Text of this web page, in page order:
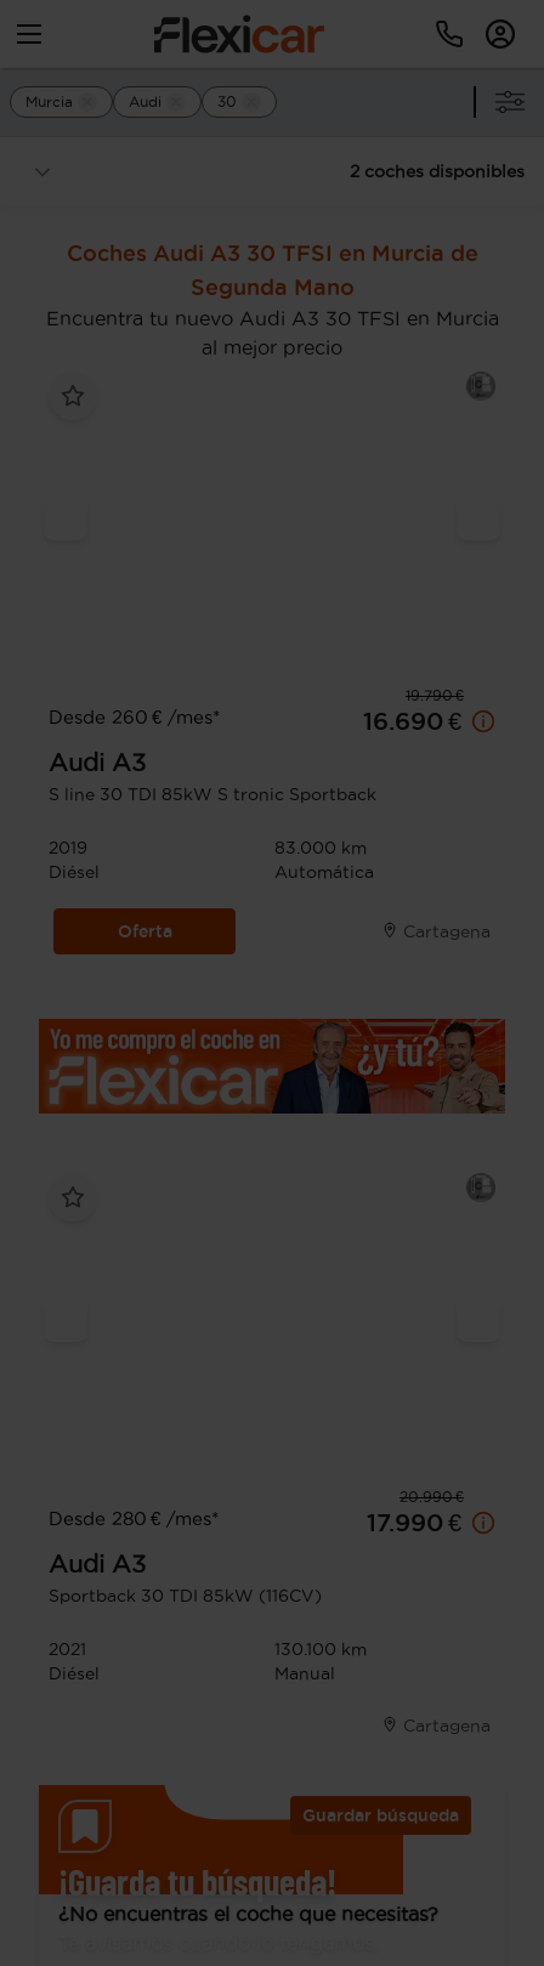
Murcia Audi 30
2 coches disponibles
Coches Audi A3 30 TFSI en Murcia de
Segunda Mano
Encuentra tu nuevo Audi A3 30 TFSI en Murcia
al mejor precio
19.790 €
Desde 260 € /mes*
16.690 €
Audi A3
S line 30 TDI 85kW S tronic Sportback
2019
83.000 km
Diésel
Automática
Oferta Cartagena
20.990 €
Desde 280 € /mes*
17.990 €
Audi A3
Sportback 30 TDI 85kW (116CV)
2021
130.100 km
Diésel
Manual
Cartagena
Guardar búsqueda
¡Guarda tu búsqueda!
¿No encuentras el coche que necesitas?